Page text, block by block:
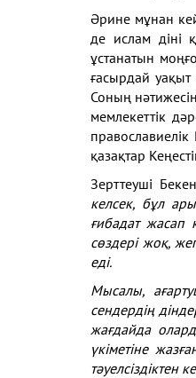
Әрине мұнан
де ислам діні
ұстанатын
ғасырдай уақыт
Соның
мемлекеттік
қазақтар
Зерттеуші
келсек, бұл
ғибадат жасап
сөздері жоқ,
еді.
Мысалы,
сендердің
жағдайда
үкіметіне